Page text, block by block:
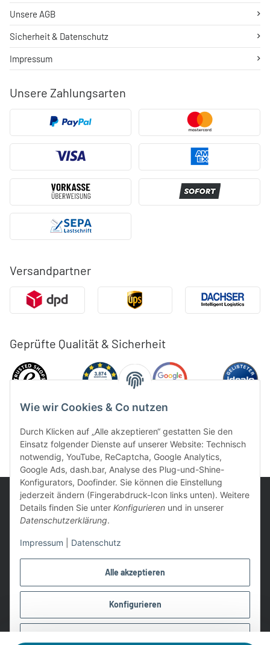
Alle akzeptieren
Konfigurieren
Wie wir Cookies & Co nutzen
Durch Klicken auf „Alle akzeptieren“ gestatten Sie den
Einsatz folgender Dienste auf unserer Website: Technisch
notwendig, YouTube, ReCaptcha, Google Analytics,
Google Ads, dash.bar, Analyse des Plug-und-Shine-
Konfigurators, Doofinder. Sie können die Einstellung
jederzeit ändern (Fingerabdruck-Icon links unten). Weitere
Details finden Sie unter Konfigurieren und in unserer
Datenschutzerklärung.
Impressum Datenschutz
Unsere Zahlungsarten
Versandpartner
Geprüfte Qualität & Sicherheit
Unsere AGB
Sicherheit & Datenschutz
Impressum
UVP: Ist die unverbindliche Preisempfehlung des Herstellers für
* Gratis Versand ab 99 € innerhalb Deutschlands
getroffen, um sicherzustellen, dass es es sich um echte
Bewertungen handelt.
Alle Preise in €, inkl. 19% USt. und evtl. zzgl. Versandkosten